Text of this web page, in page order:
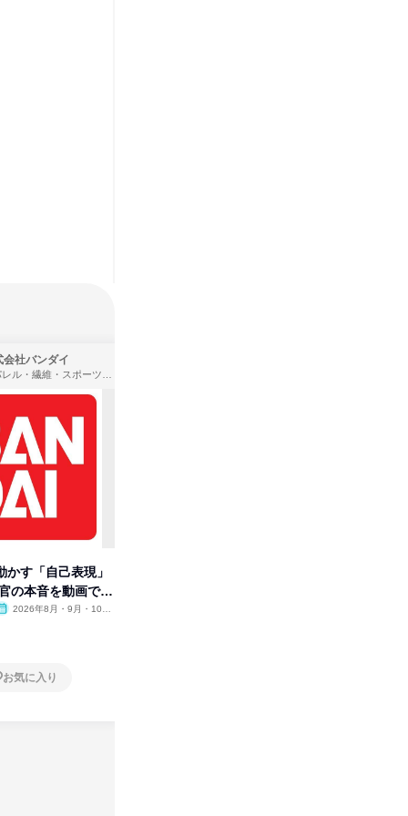
会社バンダイ
アパレル・繊維・スポーツメーカー、製造・メーカー、ゲーム制作・販売
かす「自己表現」
の本音を動画で公
2026年8月・9月・10
お気に入り